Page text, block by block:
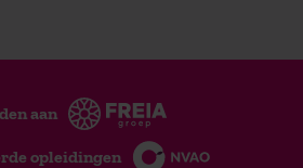
aan
opleidingen